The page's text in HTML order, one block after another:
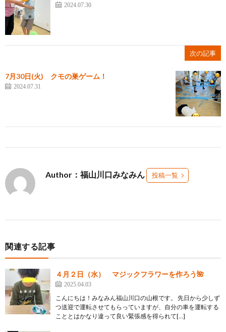
2024.07.30
次の記事
7月30日(火) クモの巣ゲーム！
2024.07.31
Author：福山川口みなみん 投稿一覧
関連する記事
４月２日（水） マジックフラワーを作ろう🌺
2025.04.03
こんにちは！みなみん福山川口の山根です。 先日から少しず
つ送迎で運転させてもらっていますが、自分の車を運転する
こととはかなり違って良い緊張感を得られて[…]